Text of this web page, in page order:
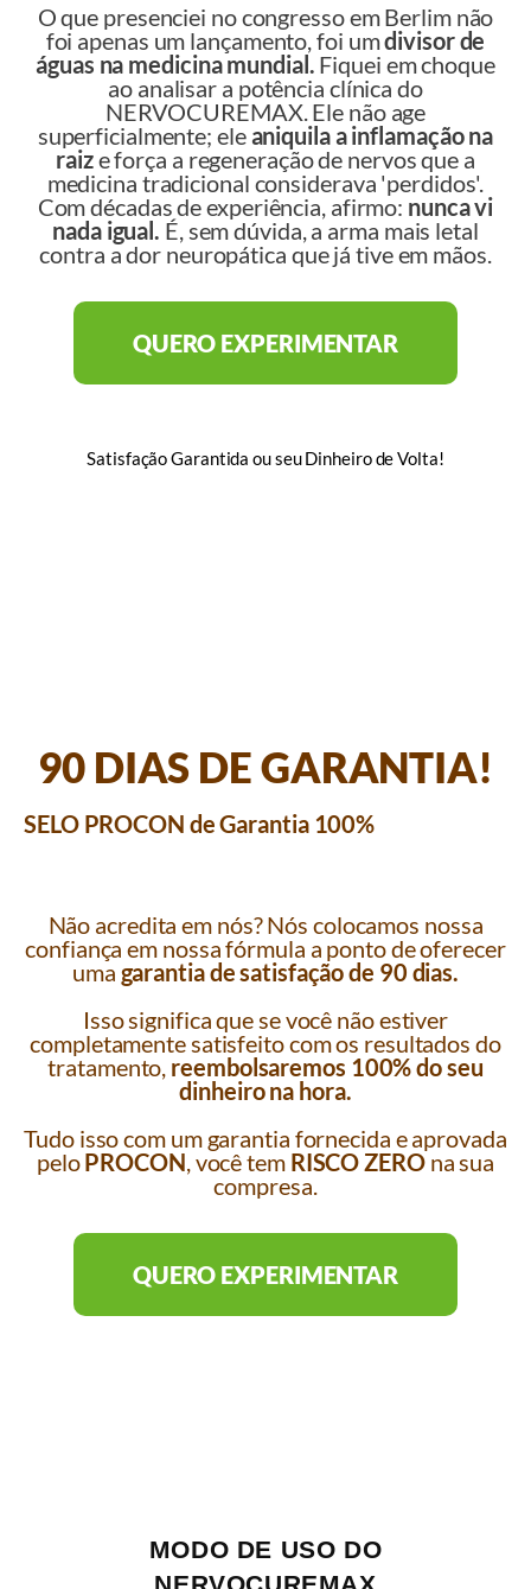
O que presenciei no congresso em Berlim não
foi apenas um lançamento, foi umdivisor de
águas na medicina mundial. Fiquei em choque
ao analisar a potência clínica do
NERVOCUREMAX. Ele não age
superficialmente; eleaniquila a inflamação na
raize força a regeneração de nervos que a
medicina tradicional considerava 'perdidos'.
Com décadas de experiência, afirmo: nunca vi
nada igual. É, sem dúvida, a arma mais letal
contra a dor neuropática que já tive em mãos.
QUERO EXPERIMENTAR
Satisfação Garantida ou seu Dinheiro de Volta!
90 DIAS DE GARANTIA!
SELO PROCON de Garantia 100%
Não acredita em nós? Nós colocamos nossa
confiança em nossa fórmula a ponto de oferecer
uma garantia de satisfação de 90 dias.
Isso significa que se você não estiver
completamente satisfeito com os resultados do
tratamento, reembolsaremos 100% do seu
dinheiro na hora.
Tudo isso com um garantia fornecida e aprovada
peloPROCON , você tem RISCO ZEROna sua
compresa.
QUERO EXPERIMENTAR
MODO DE USO DO
NERVOCUREMAX